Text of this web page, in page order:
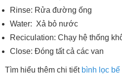
Rinse: Rửa đường ống
Water: Xả bỏ nước
Reciculation: Chạy hệ thống
Close: Đóng tất cả các van
Tìm hiểu thêm chi tiết bình lọc